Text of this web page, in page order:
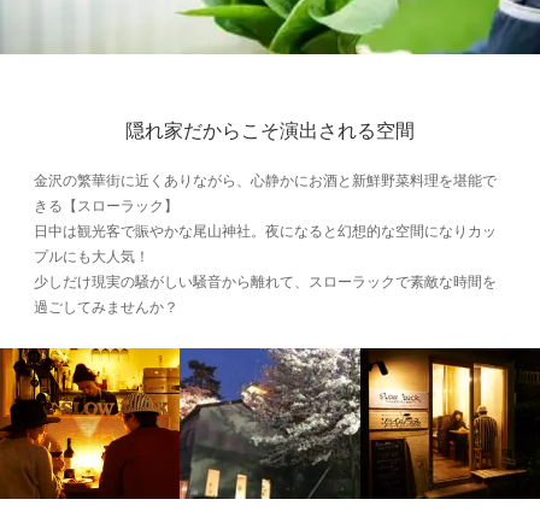
隠れ家だからこそ演出される空間
金沢の繁華街に近くありながら、心静かにお酒と新鮮野菜料理を堪能で
きる【スローラック】
日中は観光客で賑やかな尾山神社。夜になると幻想的な空間になりカッ
プルにも大人気！
少しだけ現実の騒がしい騒音から離れて、スローラックで素敵な時間を
過ごしてみませんか？